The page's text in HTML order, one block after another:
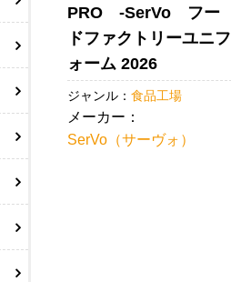
PRO -SerVo フー
ドファクトリーユニフ
ォーム 2026
ジャンル： 食品工場
メーカー：
SerVo（サーヴォ）